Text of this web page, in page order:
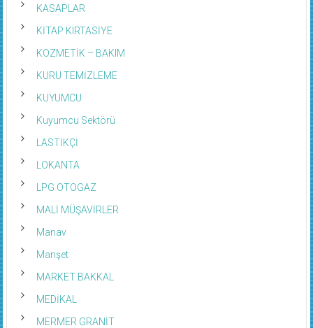
KASAPLAR
KİTAP KIRTASİYE
KOZMETİK – BAKIM
KURU TEMİZLEME
KUYUMCU
Kuyumcu Sektörü
LASTİKÇİ
LOKANTA
LPG OTOGAZ
MALİ MÜŞAVİRLER
Manav
Manşet
MARKET BAKKAL
MEDİKAL
MERMER GRANİT